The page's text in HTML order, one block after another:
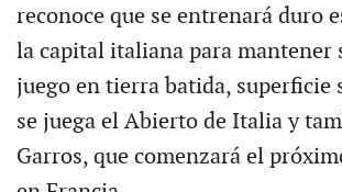
reconoce que se entrenará duro
la capital italiana para mantener
juego en tierra batida, superficie
se juega el Abierto de Italia y
Garros, que comenzará el